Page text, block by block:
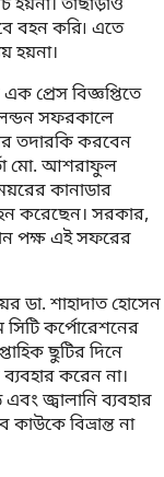
হয়না। তাছাড়াও
বহন করি৷ এতে
হয়না।
প্রেস বিজ্ঞপ্তিতে
সফরকালে
তদারকি করবেন
মো. আশরাফুল
কানাডার
করেছেন। সরকার,
পক্ষ এই সফরের
ডা. শাহাদাত হোসেন
সিটি কর্পোরেশনের
ছুটির দিনে
ব্যবহার করেন না।
জ্বালানি ব্যবহার
বিভ্রান্ত না